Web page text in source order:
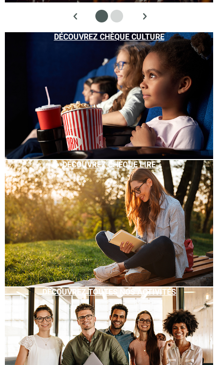
DÉCOUVREZ CHÈQUE CULTURE
DÉCOUVREZ CHÈQUE LIRE
DÉCOUVREZ TOUTES NOS ACTIVITÉS